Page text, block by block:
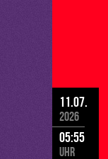
11.07.
2026
05:55
Uhr